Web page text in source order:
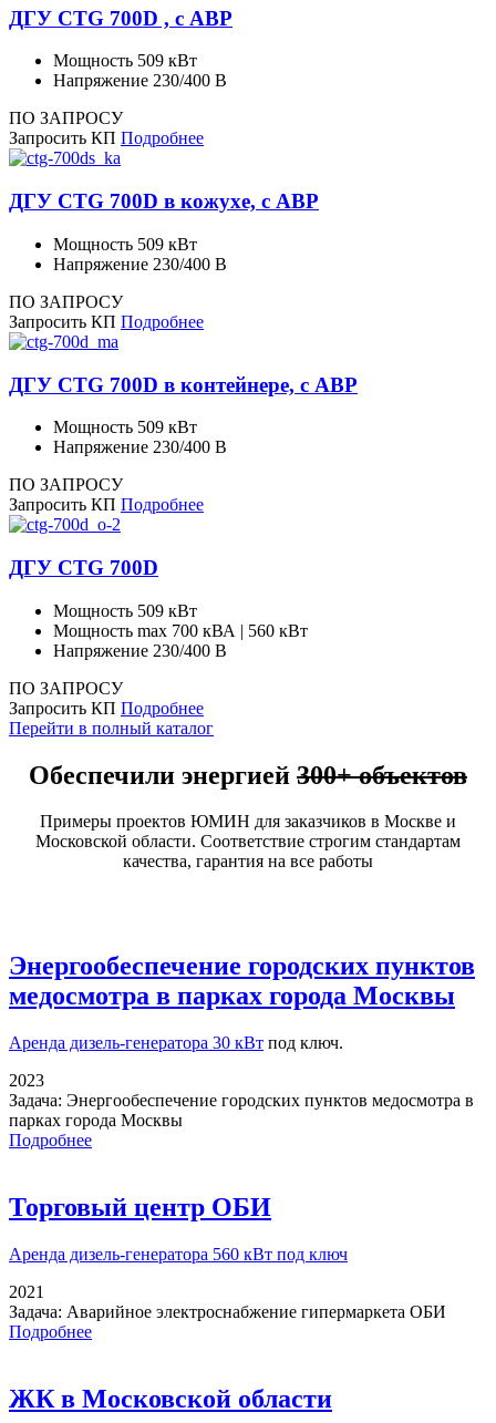
ДГУ CTG 700D , с АВР
Мощность 509 кВт
Напряжение 230/400 В
ПО ЗАПРОСУ
Запросить КП Подробнее
ДГУ CTG 700D в кожухе, с АВР
Мощность 509 кВт
Напряжение 230/400 В
ПО ЗАПРОСУ
Запросить КП Подробнее
ДГУ CTG 700D в контейнере, с АВР
Мощность 509 кВт
Напряжение 230/400 В
ПО ЗАПРОСУ
Запросить КП Подробнее
ДГУ CTG 700D
Мощность 509 кВт
Мощность max 700 кВА | 560 кВт
Напряжение 230/400 В
ПО ЗАПРОСУ
Запросить КП Подробнее
Перейти в полный каталог
Обеспечили энергией 300+ объектов
Примеры проектов ЮМИН для заказчиков в Москве и
Московской области. Соответствие строгим стандартам
качества, гарантия на все работы
Энергообеспечение городских пунктов
медосмотра в парках города Москвы
Аренда дизель-генератора 30 кВт под ключ.
2023
Задача: Энергообеспечение городских пунктов медосмотра в
парках города Москвы
Подробнее
Торговый центр ОБИ
Аренда дизель-генератора 560 кВт под ключ
2021
Задача: Аварийное электроснабжение гипермаркета ОБИ
Подробнее
ЖК в Московской области